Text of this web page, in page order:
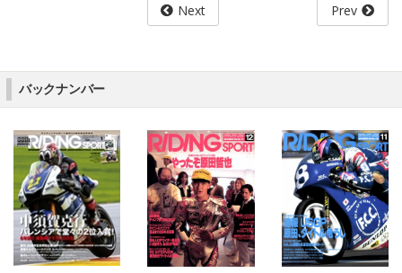
Next Prev
バックナンバー